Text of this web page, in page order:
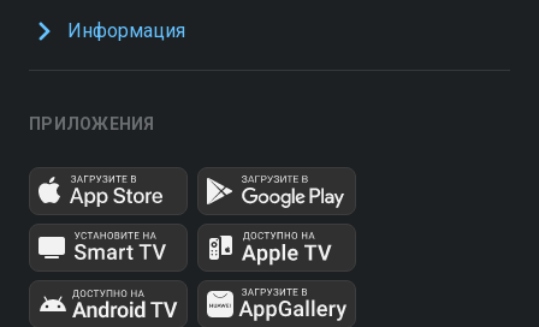
Информация
ПРИЛОЖЕНИЯ